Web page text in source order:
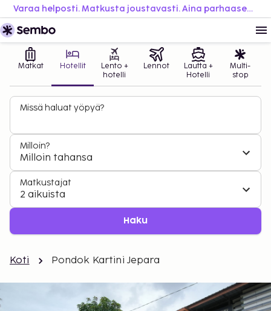
Varaa helposti. Matkusta joustavasti. Aina parhaaseen hintaan.
Matkat Hotellit
Lento +
hotelli
Lennot
Lautta +
Hotelli
Multi-
stop
Missä haluat yöpyä?
Milloin?
Milloin tahansa
Matkustajat
2 aikuista
Haku
Koti Pondok Kartini Jepara